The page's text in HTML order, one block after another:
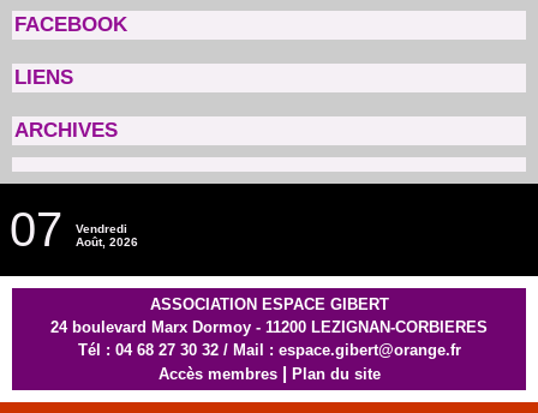
FACEBOOK
LIENS
ARCHIVES
07
Vendredi
Août, 2026
ASSOCIATION ESPACE GIBERT
24 boulevard Marx Dormoy - 11200 LEZIGNAN-CORBIERES
Tél : 04 68 27 30 32 / Mail : espace.gibert@orange.fr
Accès membres | Plan du site